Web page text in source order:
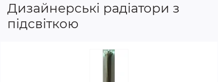
Дизайнерські радіатори з
підсвіткою